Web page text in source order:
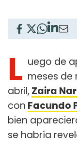
L uego de
meses de
abril, Zaira
con Facundo
bien
se habría